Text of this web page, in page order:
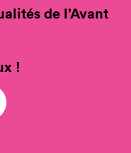
de l’Avant
!